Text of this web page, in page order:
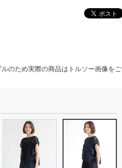
のため実際の商品はトルソー画像をご